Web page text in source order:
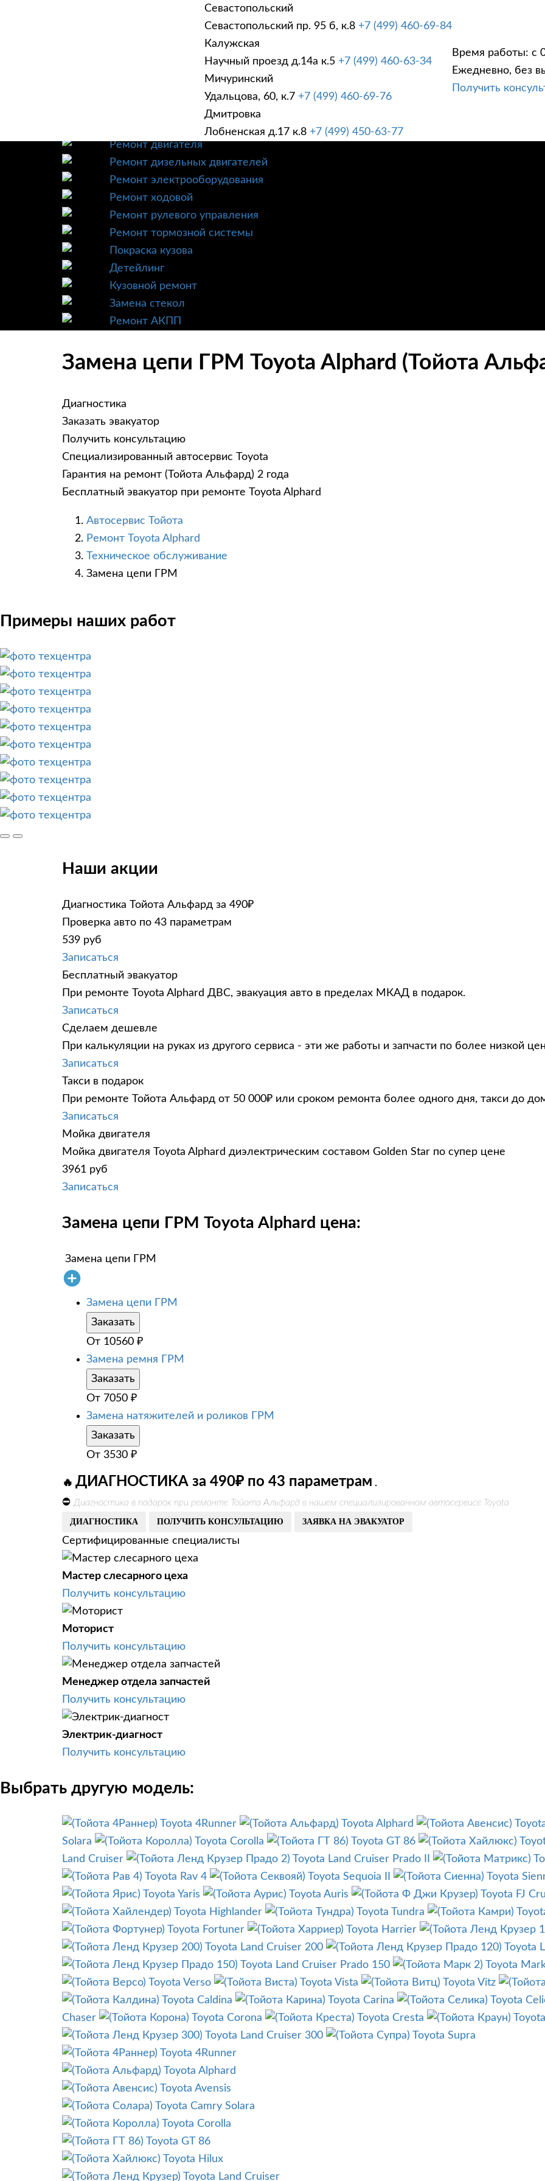
Севастопольский
Севастопольский пр. 95 б, к.8 +7 (499) 460-69-84
Калужская
Научный проезд д.14а к.5 +7 (499) 460-63-34
Мичуринский
Удальцова, 60, к.7 +7 (499) 460-69-76
Дмитровка
Лобненская д.17 к.8 +7 (499) 450-63-77
Время работы: с
Ежедневно, без
Получить
УСЛУГИ
Техническое обслуживание
Ремонт трансмиссии
Ремонт двигателя
Ремонт дизельных двигателей
Ремонт электрооборудования
Ремонт ходовой
Ремонт рулевого управления
Ремонт тормозной системы
Покраска кузова
Детейлинг
Кузовной ремонт
Замена стекол
Ремонт АКПП
Замена цепи ГРМ Toyota Alphard (Тойота
Диагностика
Заказать эвакуатор
Получить консультацию
Специализированный автосервис Toyota
Гарантия на ремонт (Тойота Альфард) 2 года
Бесплатный эвакуатор при ремонте Toyota Alphard
Автосервис Тойота
Ремонт Toyota Alphard
Техническое обслуживание
Замена цепи ГРМ
Примеры наших работ
Наши акции
Диагностика Тойота Альфард за 490₽
Проверка авто по 43 параметрам
539 руб
Записаться
Бесплатный эвакуатор
При ремонте Toyota Alphard ДВС, эвакуация авто в пределах МКАД в подарок.
Записаться
Сделаем дешевле
При калькуляции на руках из другого сервиса - эти же работы и запчасти по более низкой
Записаться
Такси в подарок
При ремонте Тойота Альфард от 50 000₽ или сроком ремонта более одного дня, такси до
Записаться
Мойка двигателя
Мойка двигателя Toyota Alphard диэлектрическим составом Golden Star по супер цене
3961 руб
Записаться
Замена цепи ГРМ Toyota Alphard цена:
Замена цепи ГРМ
Замена цепи ГРМ
Заказать
От 10560 ₽
Замена ремня ГРМ
Заказать
От 7050 ₽
Замена натяжителей и роликов ГРМ
Заказать
От 3530 ₽
🔥 ДИАГНОСТИКА за 490₽ по 43 параметрам .
⛔ Диагностика в подарок при ремонте Тойота Альфард в нашем специализированном автосервисе Toyota
ДИАГНОСТИКА ПОЛУЧИТЬ КОНСУЛЬТАЦИЮ ЗАЯВКА НА ЭВАКУАТОР
Сертифицированные специалисты
Мастер слесарного цеха
Получить консультацию
Моторист
Получить консультацию
Менеджер отдела запчастей
Получить консультацию
Электрик-диагност
Получить консультацию
Выбрать другую модель:
Toyota 4Runner Toyota Alphard
Solara
Toyota Corolla Toyota GT 86
Land Cruiser
Toyota Land Cruiser Prado II
Toyota Rav 4
Toyota Sequoia II
Toyota
Toyota Yaris
Toyota Auris
Toyota FJ
Toyota Highlander
Toyota Tundra
Toyota Fortuner
Toyota Harrier
Toyota Land Cruiser 200
Toyota
Toyota Land Cruiser Prado 150
Toyota
Toyota Verso
Toyota Vista
Toyota Vitz
Toyota Caldina
Toyota Carina
Toyota
Chaser
Toyota Corona Toyota Cresta
Toyota Land Cruiser 300
Toyota Supra
Toyota 4Runner
Toyota Alphard
Toyota Avensis
Toyota Camry Solara
Toyota Corolla
Toyota GT 86
Toyota Hilux
Toyota Land Cruiser